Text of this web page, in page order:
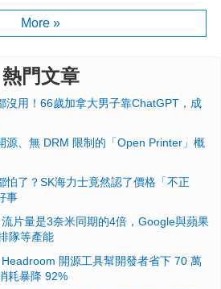
More »
熱門文章
沒用！66歲加拿大男子靠ChatGPT，成
源、無 DRM 限制的「Open Printer」概
怕了？SK海力士竟然認了價格「不正
事
片量是3奈米同期的4倍，Google與蘋果
隊等產能
開源工具幫開發者省下 70 萬
耗暴降 92%